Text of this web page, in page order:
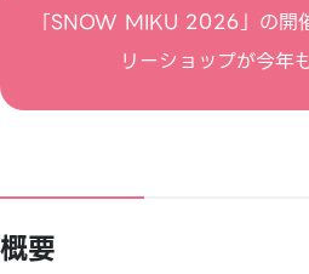
「SNOW MIKU 2026」の開
リーショップが今年
概要